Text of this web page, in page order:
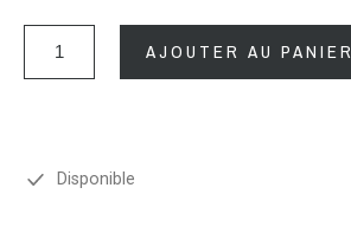
AJOUTER AU PANIER
Disponible